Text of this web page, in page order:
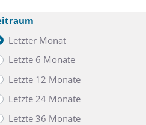
Letzter Monat
Letzte 6 Monate
Letzte 12 Monate
Letzte 24 Monate
Letzte 36 Monate